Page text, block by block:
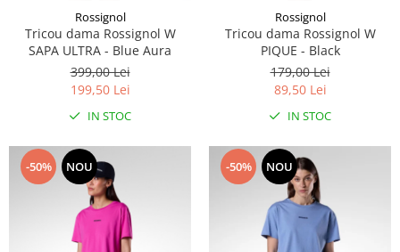
Manusi
Geci ski copii
Bluze
Manusi
Rossignol
Tricou dama Rossignol W
SAPA ULTRA - Blue Aura
399,00 Lei
199,50 Lei
IN STOC
Rossignol
Tricou dama Rossignol W
PIQUE - Black
179,00 Lei
89,50 Lei
IN STOC
-50% NOU -50% NOU